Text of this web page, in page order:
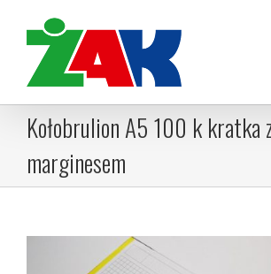
content
Kołobrulion A5 100 k kratka
marginesem